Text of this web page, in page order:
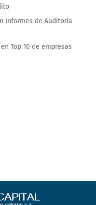
Informes de Auditoría
Top 10 de empresas